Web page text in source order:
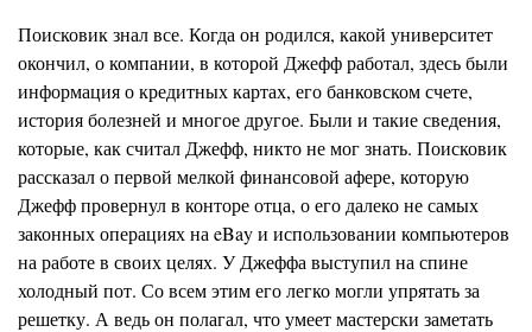
Поисковик знал все. Когда он родился, какой университет
окончил, о компании, в которой Джефф работал, здесь были
информация о кредитных картах, его банковском счете,
история болезней и многое другое. Были и такие сведения,
которые, как считал Джефф, никто не мог знать. Поисковик
рассказал о первой мелкой финансовой афере, которую
Джефф провернул в конторе отца, о его далеко не самых
законных операциях на eBay и использовании компьютеров
на работе в своих целях. У Джеффа выступил на спине
холодный пот. Со всем этим его легко могли упрятать за
решетку. А ведь он полагал, что умеет мастерски заметать